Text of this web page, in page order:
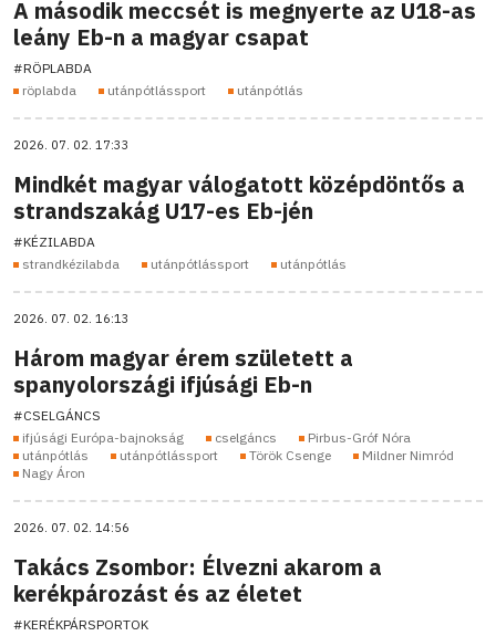
A második meccsét is megnyerte az U18-as
leány Eb-n a magyar csapat
#RÖPLABDA
röplabda
utánpótlássport utánpótlás
2026. 07. 02. 17:33
Mindkét magyar válogatott középdöntős a
strandszakág U17-es Eb-jén
#KÉZILABDA
strandkézilabda
utánpótlássport utánpótlás
2026. 07. 02. 16:13
Három magyar érem született a
spanyolországi ifjúsági Eb-n
#CSELGÁNCS
ifjúsági Európa-bajnokság
cselgáncs
Pirbus-Gróf Nóra
utánpótlás
utánpótlássport Török Csenge
Mildner Nimród
Nagy Áron
2026. 07. 02. 14:56
Takács Zsombor: Élvezni akarom a
kerékpározást és az életet
#KERÉKPÁRSPORTOK